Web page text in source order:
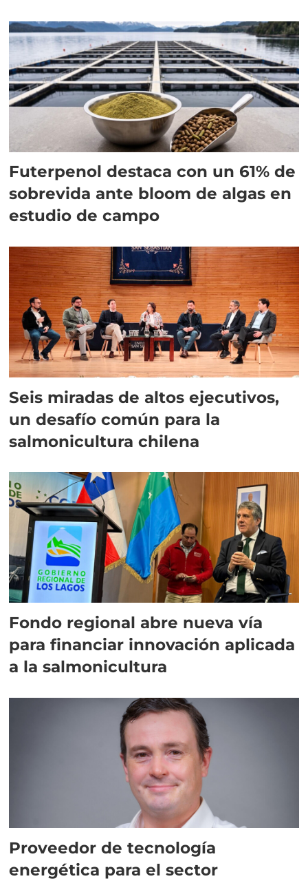
Futerpenol destaca con un 61% de
sobrevida ante bloom de algas en
estudio de campo
Seis miradas de altos ejecutivos,
un desafío común para la
salmonicultura chilena
Fondo regional abre nueva vía
para financiar innovación aplicada
a la salmonicultura
Proveedor de tecnología
energética para el sector